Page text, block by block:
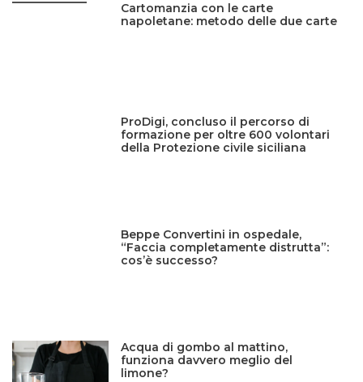
Cartomanzia con le carte
napoletane: metodo delle due carte
ProDigi, concluso il percorso di
formazione per oltre 600 volontari
della Protezione civile siciliana
Beppe Convertini in ospedale,
“Faccia completamente distrutta”:
cos’è successo?
Acqua di gombo al mattino,
funziona davvero meglio del
limone?